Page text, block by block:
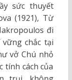
sức thuyết
(1921), Từ
đi
chắc tại
vở Chú nhỏ
tính cách của